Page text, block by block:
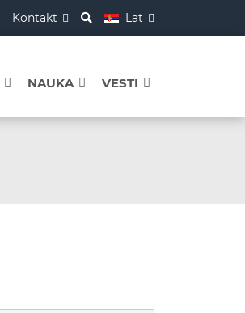
Kontakt Lat
NAUKA VESTI